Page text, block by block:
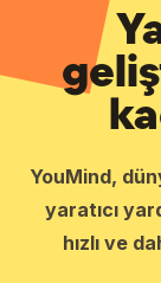
YouMind,
yaratıcı
hızlı ve